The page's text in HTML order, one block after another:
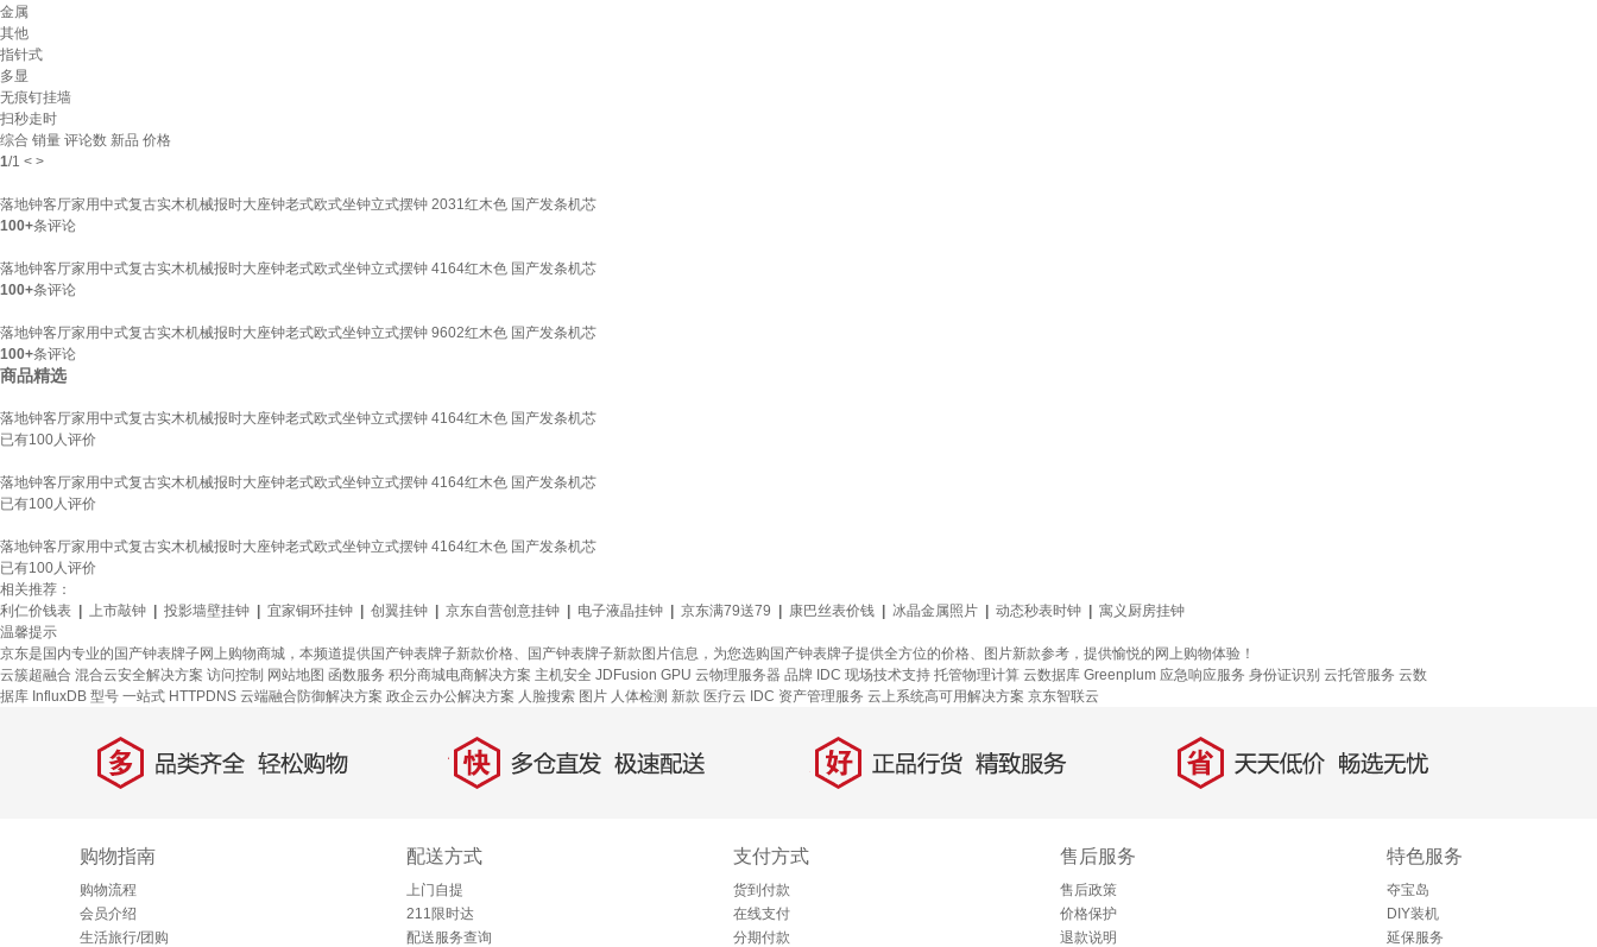
金属
其他
指针式
多显
无痕钉挂墙
扫秒走时
综合 销量 评论数 新品 价格
1/1 < >
落地钟客厅家用中式复古实木机械报时大座钟老式欧式坐钟立式摆钟 2031红木色 国产发条机芯
100+条评论
落地钟客厅家用中式复古实木机械报时大座钟老式欧式坐钟立式摆钟 4164红木色 国产发条机芯
100+条评论
落地钟客厅家用中式复古实木机械报时大座钟老式欧式坐钟立式摆钟 9602红木色 国产发条机芯
100+条评论
商品精选
落地钟客厅家用中式复古实木机械报时大座钟老式欧式坐钟立式摆钟 4164红木色 国产发条机芯
已有100人评价
落地钟客厅家用中式复古实木机械报时大座钟老式欧式坐钟立式摆钟 4164红木色 国产发条机芯
已有100人评价
落地钟客厅家用中式复古实木机械报时大座钟老式欧式坐钟立式摆钟 4164红木色 国产发条机芯
已有100人评价
相关推荐：
利仁价钱表
上市敲钟 投影墙壁挂钟 宜家铜环挂钟 创翼挂钟 京东自营创意挂钟 电子液晶挂钟 京东满79送79 康巴丝表价钱 冰晶金属照片 动态秒表时钟
寓义厨房挂钟
温馨提示
京东是国内专业的国产钟表牌子网上购物商城，本频道提供国产钟表牌子新款价格、国产钟表牌子新款图片信息，为您选购国产钟表牌子提供全方位的价格、图片新款参考，提供愉悦的网上购物体验！
云簇超融合 混合云安全解决方案 访问控制 网站地图 函数服务 积分商城电商解决方案 主机安全 JDFusion GPU 云物理服务器 品牌 IDC 现场技术支持 托管物理计算 云数据库 Greenplum 应急响应服务 身份证识别 云托管服务 云数
据库 InfluxDB 型号 一站式 HTTPDNS 云端融合防御解决方案 政企云办公解决方案 人脸搜索 图片 人体检测 新款 医疗云 IDC 资产管理服务 云上系统高可用解决方案 京东智联云
多 品类齐全，轻松购物 快 多仓直发，极速配送 好 正品行货，精致服务 省 天天低价，畅选无忧
购物指南
购物流程
会员介绍
生活旅行/团购
配送方式
上门自提
211限时达
配送服务查询
支付方式
货到付款
在线支付
分期付款
售后服务
售后政策
价格保护
退款说明
特色服务
夺宝岛
DIY装机
延保服务